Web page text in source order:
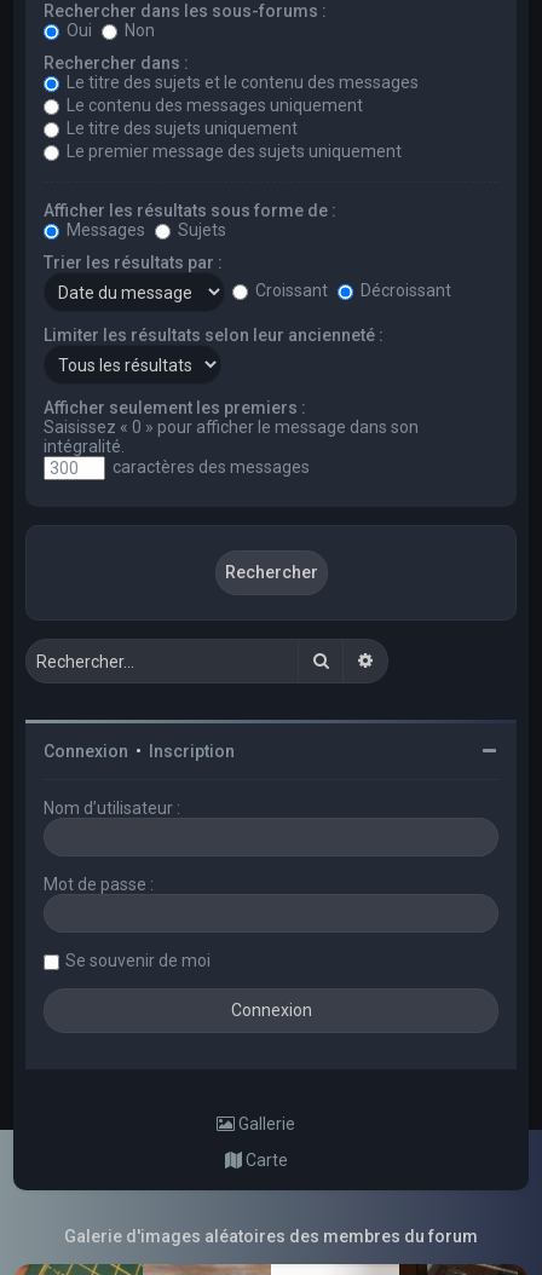
Rechercher dans les sous-forums :
Oui
Non
Rechercher dans :
Le titre des sujets et le contenu des messages
Le contenu des messages uniquement
Le titre des sujets uniquement
Le premier message des sujets uniquement
Afficher les résultats sous forme de :
Messages
Sujets
Trier les résultats par :
Croissant
Décroissant
Limiter les résultats selon leur ancienneté :
Afficher seulement les premiers :
Saisissez « 0 » pour afficher le message dans son
intégralité.
caractères des messages
RechercherRecherche avancée
Connexion • Inscription
Nom d’utilisateur :
Mot de passe :
Se souvenir de moi
Gallerie
Carte
Galerie d'images aléatoires des membres du forum